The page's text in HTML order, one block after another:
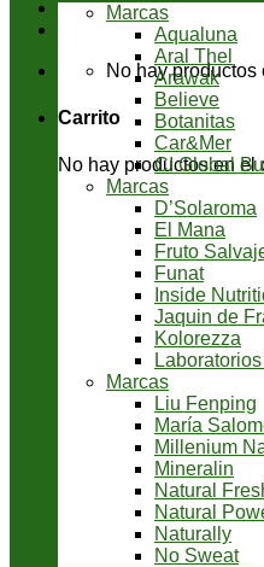
No hay productos
Carrito
No hay productos en el
Marcas
Aqualuna
Aral Thel
Arawak
Believe
Botanitas
Car&Mer
CI Global
Marcas
D’Solaroma
El Mana
Fruto
Funat
Inside
Jaquin de
Kolorezza
Marcas
Liu Fenping
María
Millenium
Mineralin
Natural
Natural
Naturally
No Sweat